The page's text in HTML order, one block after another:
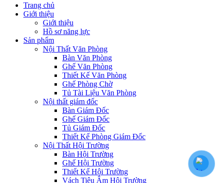
Trang chủ
Giới thiệu
Giới thiệu
Hồ sơ năng lực
Sản phẩm
Nội Thất Văn Phòng
Bàn Văn Phòng
Ghế Văn Phòng
Thiết Kế Văn Phòng
Ghế Phòng Chờ
Tủ Tài Liệu Văn Phòng
Nội thất giám đốc
Bàn Giám Đốc
Ghế Giám Đốc
Tủ Giám Đốc
Thiết Kế Phòng Giám Đốc
Nội Thất Hội Trường
Bàn Hội Trường
Ghế Hội Trường
Thiết Kế Hội Trường
Vách Tiêu Âm Hội Trường